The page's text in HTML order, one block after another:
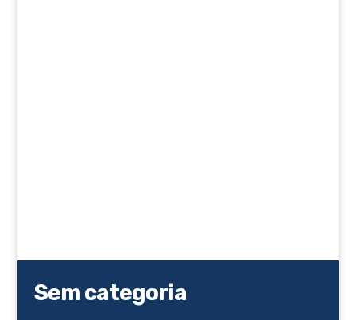
Sem categoria